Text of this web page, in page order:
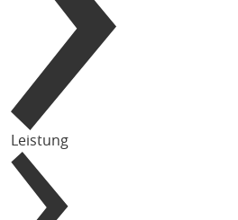
Leistung